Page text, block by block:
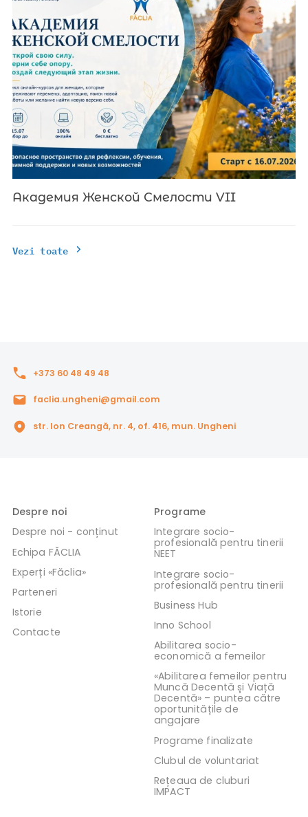
Академия Женской Смелости VII
Vezi toate
+373 60 48 49 48
faclia.ungheni@gmail.com
str. Ion Creangă, nr. 4, of. 416, mun. Ungheni
Despre noi
Despre noi - conținut
Echipa FĂCLIA
Experți «Făclia»
Parteneri
Istorie
Contacte
Programe
Integrare socio-
profesională pentru tinerii
NEET
Integrare socio-
profesională pentru tinerii
Business Hub
Inno School
Abilitarea socio-
economică a femeilor
«Abilitarea femeilor pentru
Muncă Decentă și Viață
Decentă» – puntea către
oportunitățile de
angajare
Programe finalizate
Clubul de voluntariat
Rețeaua de cluburi
IMPACT